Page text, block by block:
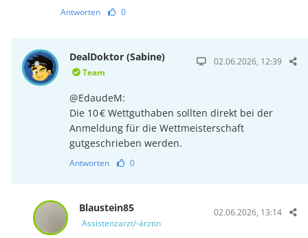
Antworten 0
DealDoktor (Sabine)
Team
02.06.2026, 12:39
@EdaudeM:
Die 10 € Wettguthaben sollten direkt bei der
Anmeldung für die Wettmeisterschaft
gutgeschrieben werden.
Antworten 0
Blaustein85
Assistenzarzt/-ärztin
02.06.2026, 13:14